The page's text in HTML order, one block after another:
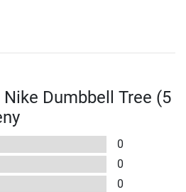
Dumbbell Tree (5
0
0
0